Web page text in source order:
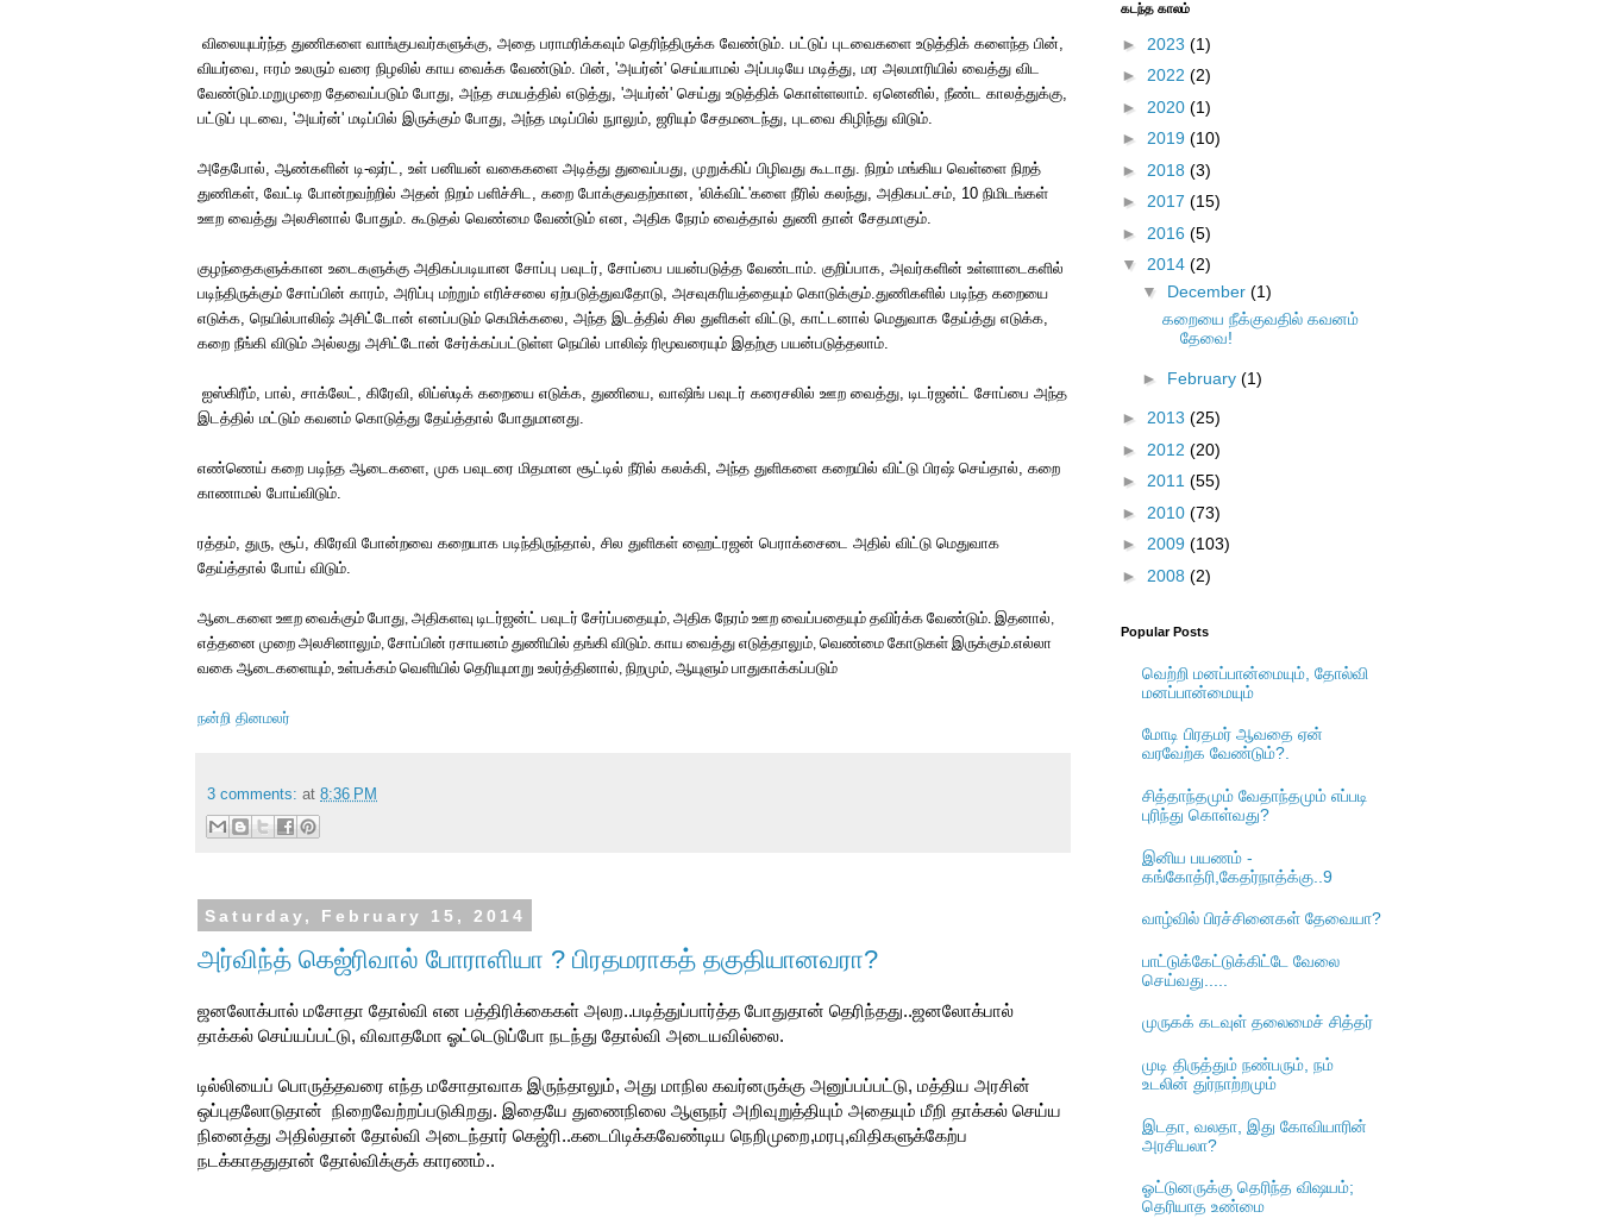
விலையுயர்ந்த துணிகளை வாங்குபவர்களுக்கு, அதை பராமரிக்கவும் தெரிந்திருக்க வேண்டும். பட்டுப் புடவைகளை உடுத்திக் களைந்த பின்,
வியர்வை, ஈரம் உலரும் வரை நிழலில் காய வைக்க வேண்டும். பின், 'அயர்ன்' செய்யாமல் அப்படியே மடித்து, மர அலமாரியில் வைத்து விட
வேண்டும்.மறுமுறை தேவைப்படும் போது, அந்த சமயத்தில் எடுத்து, 'அயர்ன்' செய்து உடுத்திக் கொள்ளலாம். ஏனெனில், நீண்ட காலத்துக்கு,
பட்டுப் புடவை, 'அயர்ன்' மடிப்பில் இருக்கும் போது, அந்த மடிப்பில் நுாலும், ஜரியும் சேதமடைந்து, புடவை கிழிந்து விடும்.
அதேபோல், ஆண்களின் டி-ஷர்ட், உள் பனியன் வகைகளை அடித்து துவைப்பது, முறுக்கிப் பிழிவது கூடாது. நிறம் மங்கிய வெள்ளை நிறத்
துணிகள், வேட்டி போன்றவற்றில் அதன் நிறம் பளிச்சிட, கறை போக்குவதற்கான, 'லிக்விட்'களை நீரில் கலந்து, அதிகபட்சம், 10 நிமிடங்கள்
ஊற வைத்து அலசினால் போதும். கூடுதல் வெண்மை வேண்டும் என, அதிக நேரம் வைத்தால் துணி தான் சேதமாகும்.
குழந்தைகளுக்கான உடைகளுக்கு அதிகப்படியான சோப்பு பவுடர், சோப்பை பயன்படுத்த வேண்டாம். குறிப்பாக, அவர்களின் உள்ளாடைகளில்
படிந்திருக்கும் சோப்பின் காரம், அரிப்பு மற்றும் எரிச்சலை ஏற்படுத்துவதோடு, அசவுகரியத்தையும் கொடுக்கும்.துணிகளில் படிந்த கறையை
எடுக்க, நெயில்பாலிஷ் அசிட்டோன் எனப்படும் கெமிக்கலை, அந்த இடத்தில் சில துளிகள் விட்டு, காட்டனால் மெதுவாக தேய்த்து எடுக்க,
கறை நீங்கி விடும் அல்லது அசிட்டோன் சேர்க்கப்பட்டுள்ள நெயில் பாலிஷ் ரிமூவரையும் இதற்கு பயன்படுத்தலாம்.
ஐஸ்கிரீம், பால், சாக்லேட், கிரேவி, லிப்ஸ்டிக் கறையை எடுக்க, துணியை, வாஷிங் பவுடர் கரைசலில் ஊற வைத்து, டிடர்ஜன்ட் சோப்பை அந்த
இடத்தில் மட்டும் கவனம் கொடுத்து தேய்த்தால் போதுமானது.
எண்ணெய் கறை படிந்த ஆடைகளை, முக பவுடரை மிதமான சூட்டில் நீரில் கலக்கி, அந்த துளிகளை கறையில் விட்டு பிரஷ் செய்தால், கறை
காணாமல் போய்விடும்.
ரத்தம், துரு, சூப், கிரேவி போன்றவை கறையாக படிந்திருந்தால், சில துளிகள் ஹைட்ரஜன் பெராக்சைடை அதில் விட்டு மெதுவாக
தேய்த்தால் போய் விடும்.
ஆடைகளை ஊற வைக்கும் போது, அதிகளவு டிடர்ஜன்ட் பவுடர் சேர்ப்பதையும், அதிக நேரம் ஊற வைப்பதையும் தவிர்க்க வேண்டும். இதனால்,
எத்தனை முறை அலசினாலும், சோப்பின் ரசாயனம் துணியில் தங்கி விடும். காய வைத்து எடுத்தாலும், வெண்மை கோடுகள் இருக்கும்.எல்லா
வகை ஆடைகளையும், உள்பக்கம் வெளியில் தெரியுமாறு உலர்த்தினால், நிறமும், ஆயுளும் பாதுகாக்கப்படும்
நன்றி தினமலர்
3 comments: at 8:36 PM
Saturday, February 15, 2014
அர்விந்த் கெஜ்ரிவால் போராளியா ? பிரதமராகத் தகுதியானவரா?
ஜனலோக்பால் மசோதா தோல்வி என பத்திரிக்கைகள் அலற..படித்துப்பார்த்த போதுதான் தெரிந்தது..ஜனலோக்பால்
தாக்கல் செய்யப்பட்டு, விவாதமோ ஓட்டெடுப்போ நடந்து தோல்வி அடையவில்லை.
டில்லியைப் பொருத்தவரை எந்த மசோதாவாக இருந்தாலும், அது மாநில கவர்னருக்கு அனுப்பப்பட்டு, மத்திய அரசின்
ஒப்புதலோடுதான் நிறைவேற்றப்படுகிறது. இதையே துணைநிலை ஆளுநர் அறிவுறுத்தியும் அதையும் மீறி தாக்கல் செய்ய
நினைத்து அதில்தான் தோல்வி அடைந்தார் கெஜ்ரி..கடைபிடிக்கவேண்டிய நெறிமுறை,மரபு,விதிகளுக்கேற்ப
நடக்காததுதான் தோல்விக்குக் காரணம்..
கடந்த காலம்
► 2023 (1)
► 2022 (2)
► 2020 (1)
► 2019 (10)
► 2018 (3)
► 2017 (15)
► 2016 (5)
▼ 2014 (2)
▼ December (1)
கறையை நீக்குவதில் கவனம்
தேவை!
► February (1)
► 2013 (25)
► 2012 (20)
► 2011 (55)
► 2010 (73)
► 2009 (103)
► 2008 (2)
Popular Posts
வெற்றி மனப்பான்மையும், தோல்வி
மனப்பான்மையும்
மோடி பிரதமர் ஆவதை ஏன்
வரவேற்க வேண்டும்?.
சித்தாந்தமும் வேதாந்தமும் எப்படி
புரிந்து கொள்வது?
இனிய பயணம் -
கங்கோத்ரி,கேதர்நாத்க்கு..9
வாழ்வில் பிரச்சினைகள் தேவையா?
பாட்டுக்கேட்டுக்கிட்டே வேலை
செய்வது.....
முருகக் கடவுள் தலைமைச் சித்தர்
முடி திருத்தும் நண்பரும், நம்
உடலின் துர்நாற்றமும்
இடதா, வலதா, இது கோவியாரின்
அரசியலா?
ஓட்டுனருக்கு தெரிந்த விஷயம்;
தெரியாத உண்மை